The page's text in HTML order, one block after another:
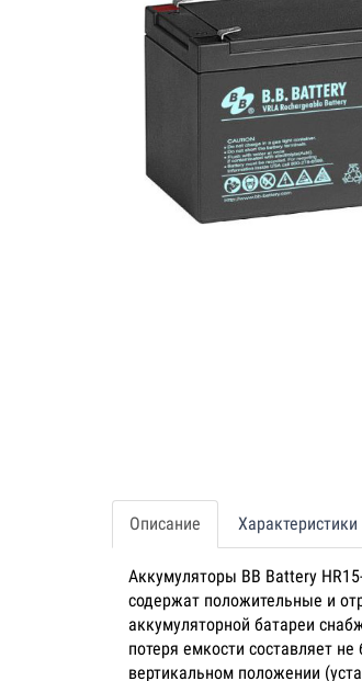
Описание Характеристики
Аккумуляторы BB Battery
содержат положительные и
аккумуляторной батареи
потеря емкости составляет
вертикальном положении